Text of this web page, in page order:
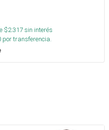
$2.317sin interés
por transferencia.